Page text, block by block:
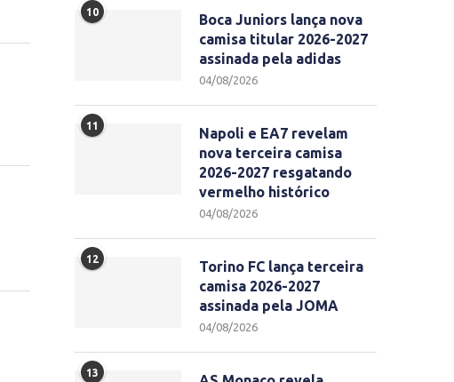
10
Boca Juniors lança nova
camisa titular 2026-2027
assinada pela adidas
04/08/2026
11
Napoli e EA7 revelam
nova terceira camisa
2026-2027 resgatando
vermelho histórico
04/08/2026
12
Torino FC lança terceira
camisa 2026-2027
assinada pela JOMA
04/08/2026
13